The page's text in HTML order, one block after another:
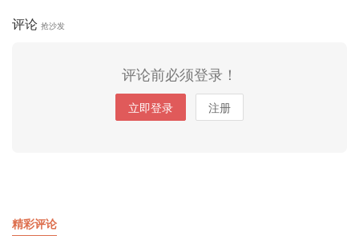
评论 抢沙发
评论前必须登录！
立即登录 注册
精彩评论